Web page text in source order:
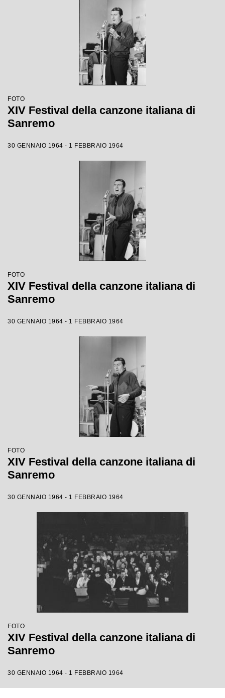
FOTO
XIV Festival della canzone italiana di
Sanremo
30 GENNAIO 1964 - 1 FEBBRAIO 1964
FOTO
XIV Festival della canzone italiana di
Sanremo
30 GENNAIO 1964 - 1 FEBBRAIO 1964
FOTO
XIV Festival della canzone italiana di
Sanremo
30 GENNAIO 1964 - 1 FEBBRAIO 1964
FOTO
XIV Festival della canzone italiana di
Sanremo
30 GENNAIO 1964 - 1 FEBBRAIO 1964